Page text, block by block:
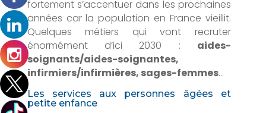
fortement s’accentuer dans les prochaines
années car la population en France vieillit.
Quelques métiers qui vont recruter
énormément d’ici 2030 :
aides-
soignants/aides-soignantes,
infirmiers/infirmières, sages-femmes…
Les services aux personnes âgées et
petite enfance